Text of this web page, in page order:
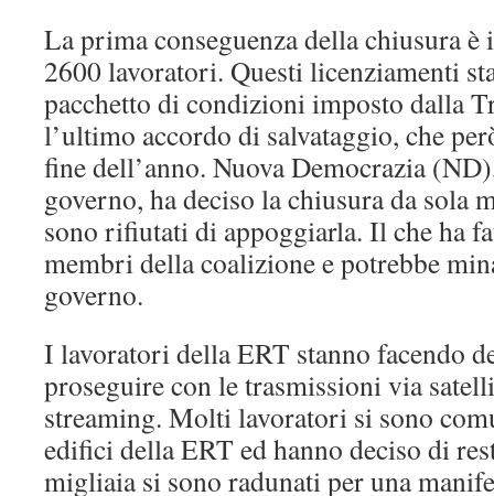
La prima conseguenza della chiusura
2600 lavoratori. Questi licenziamenti
pacchetto di condizioni imposto dalla
l’ultimo accordo di salvataggio, che
fine dell’anno. Nuova Democrazia
governo, ha deciso la chiusura da sola
sono rifiutati di appoggiarla. Il che ha
membri della coalizione e potrebbe
governo.
I lavoratori della ERT stanno facendo
proseguire con le trasmissioni via
streaming. Molti lavoratori si sono
edifici della ERT ed hanno deciso di
migliaia si sono radunati per una